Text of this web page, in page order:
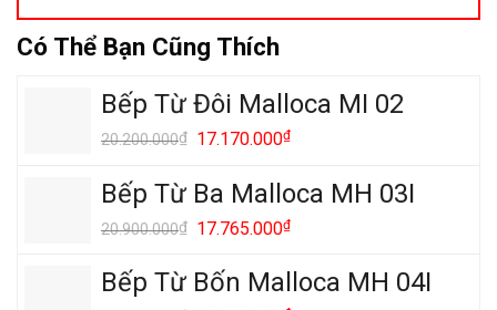
Có Thể Bạn Cũng Thích
Bếp Từ Đôi Malloca MI 02
20.200.000₫ Giá
là:
20.200.000₫.
17.170.000₫Giá
tại
là:
17.170.000₫.
Bếp Từ Ba Malloca MH 03I
20.900.000₫ Giá
là:
20.900.000₫.
17.765.000₫Giá
tại
là:
Bếp Từ Bốn Malloca MH 04I